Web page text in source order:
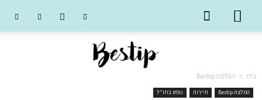
בית המלצת Bestip
המלצת Bestip תיירות נופש בחו"ל